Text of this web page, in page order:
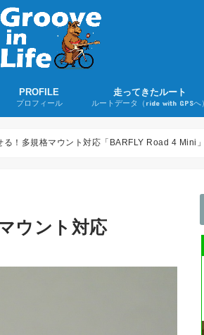
PROFILE
プロフィール
走ってきたルート
ルートデータ（ride with GPSへ）
る！多規格マウント対応「BARFLY Road 4 Mini
ウント対応